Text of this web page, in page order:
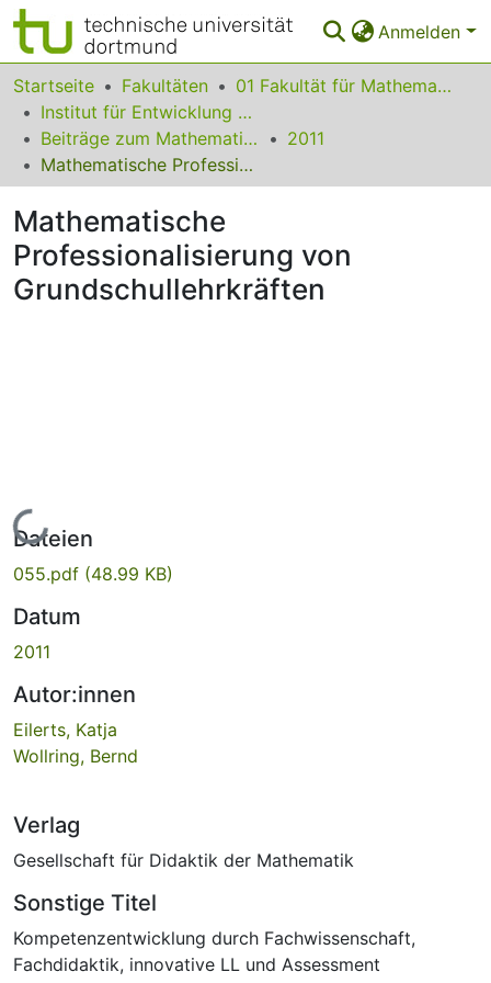
Anmelden
Bereiche & Sammlungen
Das gesamte Repositorium
Statistiken
FAQ
Leitlinien
Zurück zur Startseite
Startseite Fakultäten
01 Fakultät für Mathematik
Institut für Entwicklung und Erforschung des Mathematikunterrichts
Beiträge zum Mathematikunterricht
2011
Mathematische Professionalisierung von Grundschullehrkräften
Mathematische
Professionalisierung von
Grundschullehrkräften
Lade...
Dateien
055.pdf (48.99 KB)
Datum
2011
Autor:innen
Eilerts, Katja
Wollring, Bernd
Verlag
Gesellschaft für Didaktik der Mathematik
Sonstige Titel
Kompetenzentwicklung durch Fachwissenschaft,
Fachdidaktik, innovative LL und Assessment